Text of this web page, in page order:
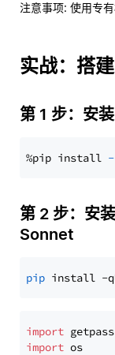
注意事项: 使用专
实战：搭
第 1 步：安
%pip install
第 2 步：安
Sonnet
pip install -
import
import os